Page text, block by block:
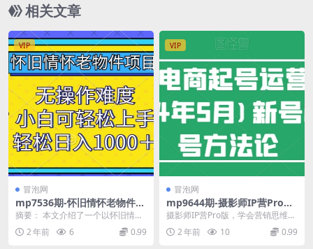
相关文章
VIP
冒泡网
mp7536期-怀旧情怀老物件项
目，无操作难度，小白可轻松
摘要： 本文介绍了一个以怀旧情怀
为核心的老物件项目，该项目操作
简便，适合初学者（...
2 年前 6 0.99
VIP
冒泡网
mp9644期-摄影师IP营Pro
版，学会营销思维+打造个人
品牌，IP营打造/营销技能/流
量扶持/合作内推
摄影师IP营Pro版，学会营销思维
+打造个人品牌，IP营打造/营销技
能/流量扶持...
2 年前 10 0.99